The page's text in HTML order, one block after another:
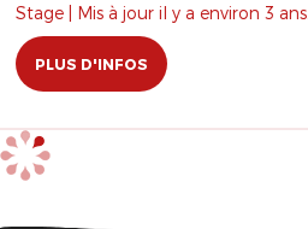
Stage | Mis à jour il y a environ 3 ans.
PLUS D'INFOS